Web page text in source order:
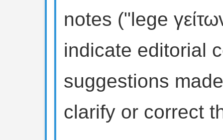
notes ("lege
indicate editorial
suggestions
clarify or correct